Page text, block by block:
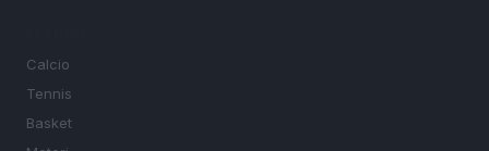
Calcio
Tennis
Basket